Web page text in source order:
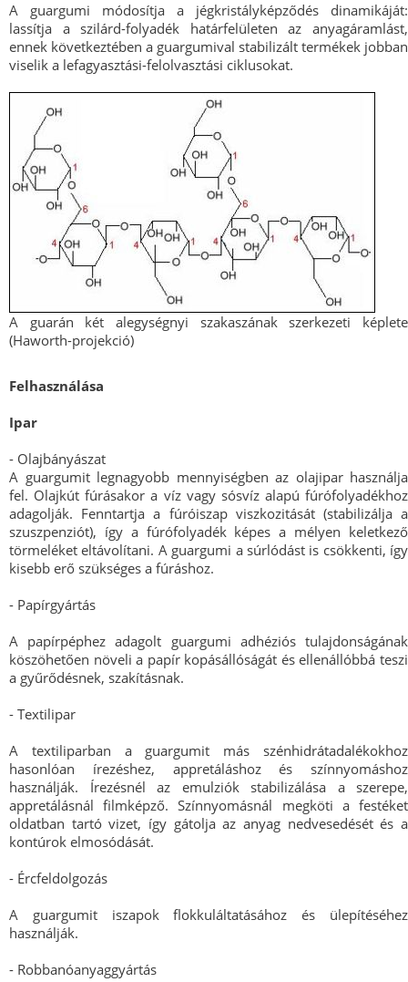
A guargumi módosítja a jégkristályképződés dinamikáját:
lassítja a szilárd-folyadék határfelületen az anyagáramlást,
ennek következtében a guargumival stabilizált termékek jobban
viselik a lefagyasztási-felolvasztási ciklusokat.
A guarán két alegységnyi szakaszának szerkezeti képlete
(Haworth-projekció)
Felhasználása
Ipar
- Olajbányászat
A guargumit legnagyobb mennyiségben az olajipar használja
fel. Olajkút fúrásakor a víz vagy sósvíz alapú fúrófolyadékhoz
adagolják. Fenntartja a fúróiszap viszkozitását (stabilizálja a
szuszpenziót), így a fúrófolyadék képes a mélyen keletkező
törmeléket eltávolítani. A guargumi a súrlódást is csökkenti, így
kisebb erő szükséges a fúráshoz.
- Papírgyártás
A papírpéphez adagolt guargumi adhéziós tulajdonságának
köszöhetően növeli a papír kopásállóságát és ellenállóbbá teszi
a gyűrődésnek, szakításnak.
- Textilipar
A textiliparban a guargumit más szénhidrátadalékokhoz
hasonlóan írezéshez, appretáláshoz és színnyomáshoz
használják. Írezésnél az emulziók stabilizálása a szerepe,
appretálásnál filmképző. Színnyomásnál megköti a festéket
oldatban tartó vizet, így gátolja az anyag nedvesedését és a
kontúrok elmosódását.
- Ércfeldolgozás
A guargumit iszapok flokkuláltatásához és ülepítéséhez
használják.
- Robbanóanyaggyártás